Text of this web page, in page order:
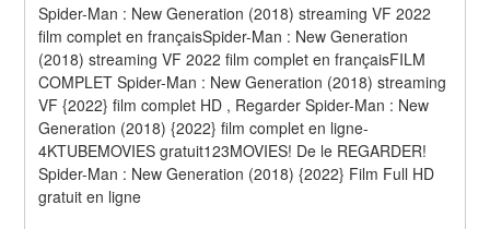
Spider-Man : New Generation (2018) streaming VF 2022
film complet en françaisSpider-Man : New Generation
(2018) streaming VF 2022 film complet en françaisFILM
COMPLET Spider-Man : New Generation (2018) streaming
VF {2022} film complet HD , Regarder Spider-Man : New
Generation (2018) {2022} film complet en ligne-
4KTUBEMOVIES gratuit123MOVIES! De le REGARDER!
Spider-Man : New Generation (2018) {2022} Film Full HD
gratuit en ligne